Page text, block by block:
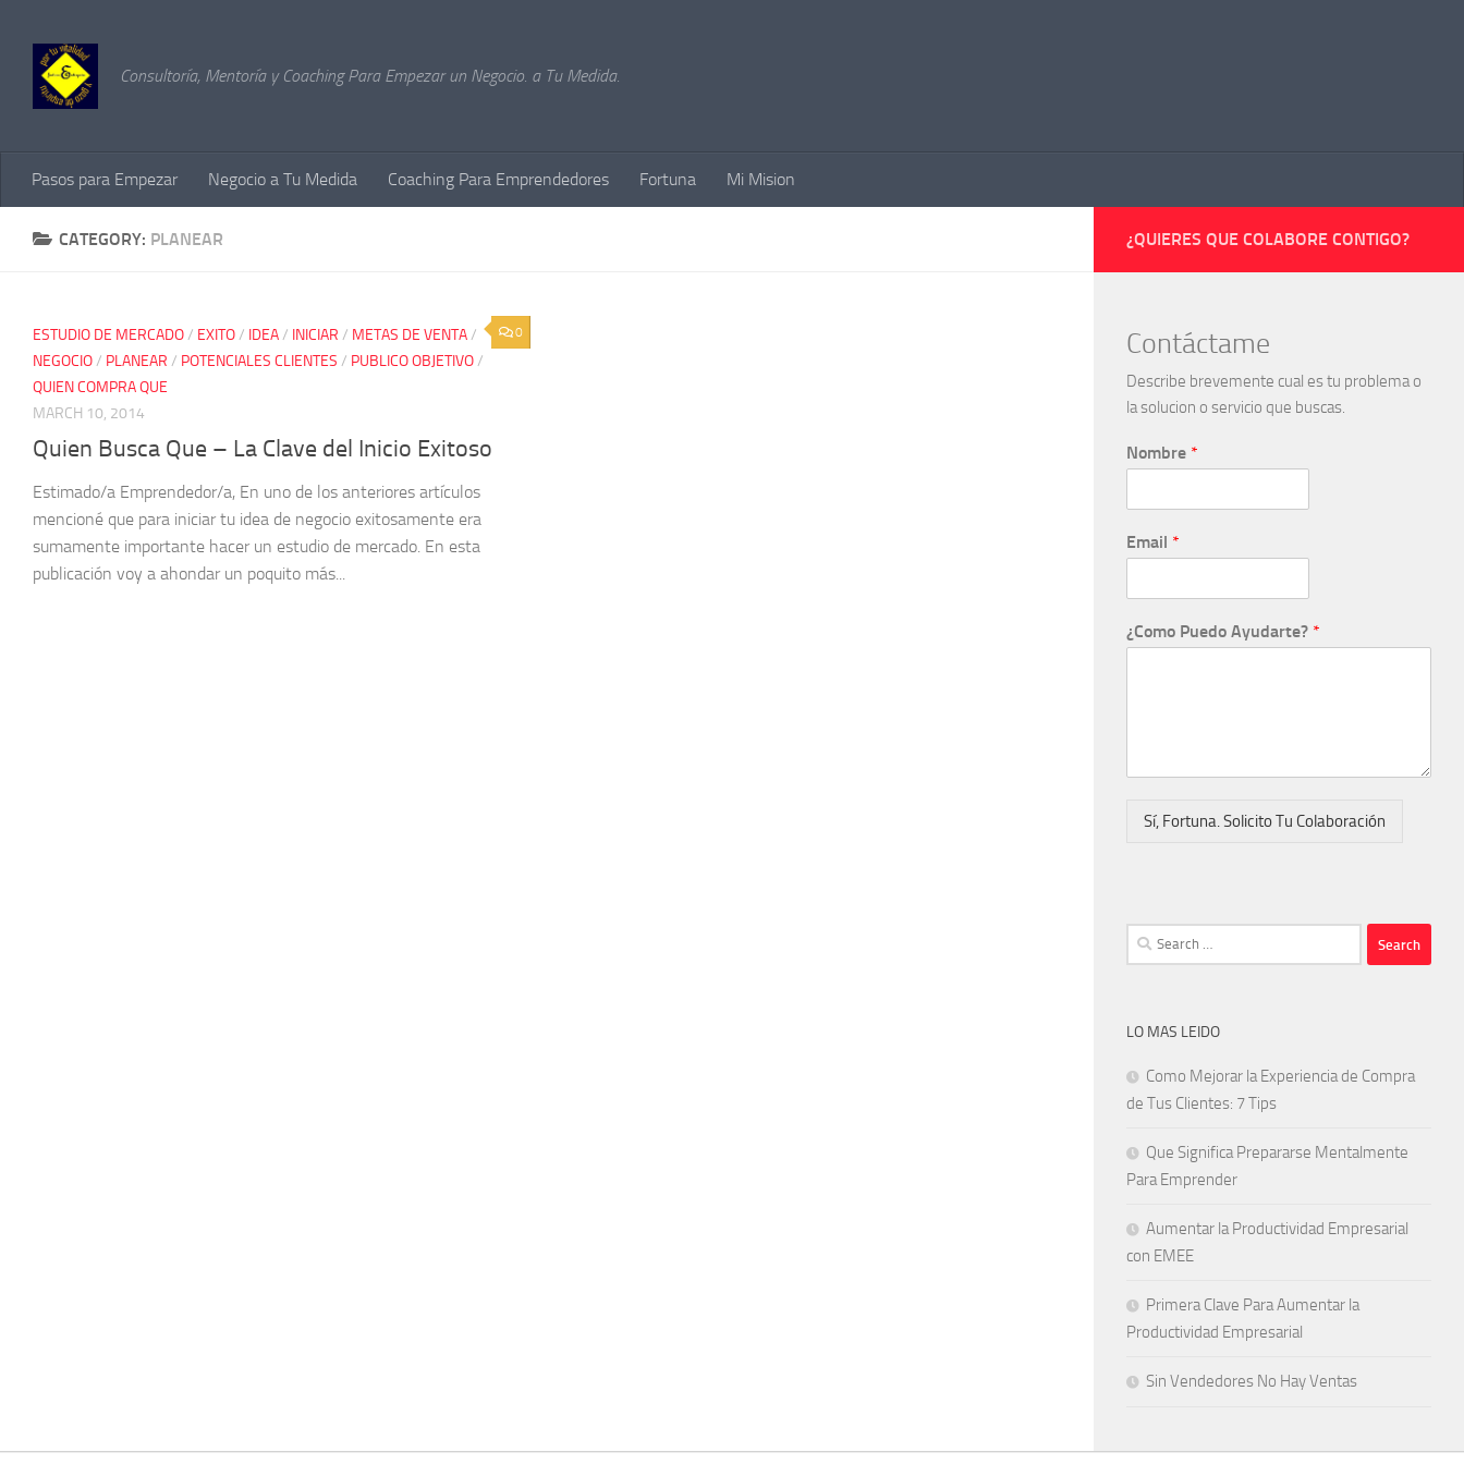
Consultoría, Mentoría y Coaching Para Empezar un Negocio. a Tu Medida.
Pasos para Empezar Negocio a Tu Medida Coaching Para Emprendedores Fortuna Mi Mision
CATEGORY: PLANEAR
0
ESTUDIO DE MERCADO/ EXITO/ IDEA/ INICIAR / METAS DE VENTA/
NEGOCIO/ PLANEAR / POTENCIALES CLIENTES / PUBLICO OBJETIVO/
QUIEN COMPRA QUE
MARCH 10, 2014
Quien Busca Que – La Clave del Inicio Exitoso
Estimado/a Emprendedor/a, En uno de los anteriores artículos
mencioné que para iniciar tu idea de negocio exitosamente era
sumamente importante hacer un estudio de mercado. En esta
publicación voy a ahondar un poquito más...
¿QUIERES QUE COLABORE CONTIGO?
Contáctame
Describe brevemente cual es tu problema o
la solucion o servicio que buscas.
Nombre *
Email *
¿Como Puedo Ayudarte? *
Sí, Fortuna. Solicito Tu Colaboración
Search
for:
LO MAS LEIDO
Como Mejorar la Experiencia de Compra
de Tus Clientes: 7 Tips
Que Significa Prepararse Mentalmente
Para Emprender
Aumentar la Productividad Empresarial
con EMEE
Primera Clave Para Aumentar la
Productividad Empresarial
Sin Vendedores No Hay Ventas